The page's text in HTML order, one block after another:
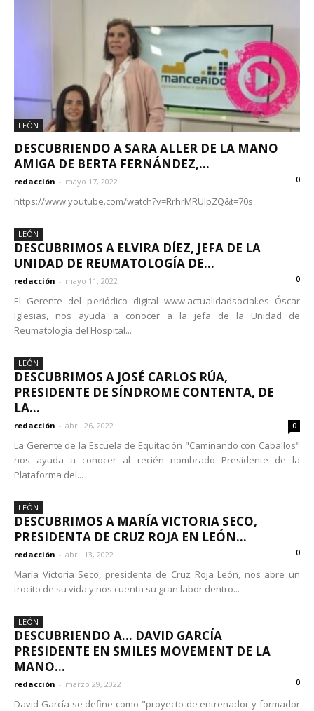
LEÓN
DESCUBRIENDO A SARA ALLER DE LA MANO
AMIGA DE BERTA FERNÁNDEZ,...
redacción - mayo 17, 2022 0
https://www.youtube.com/watch?v=RrhrMRUlpZQ&t=70s
LEÓN
DESCUBRIMOS A ELVIRA DÍEZ, JEFA DE LA
UNIDAD DE REUMATOLOGÍA DE...
redacción - mayo 11, 2022 0
El Gerente del periódico digital www.actualidadsocial.es Óscar
Iglesias, nos ayuda a conocer a la jefa de la Unidad de
Reumatología del Hospital...
LEÓN
DESCUBRIMOS A JOSÉ CARLOS RÚA,
PRESIDENTE DE SÍNDROME CONTENTA, DE
LA...
redacción - abril 26, 2022 0
La Gerente de la Escuela de Equitación "Caminando con Caballos"
nos ayuda a conocer al recién nombrado Presidente de la
Plataforma del...
LEÓN
DESCUBRIMOS A MARÍA VICTORIA SECO,
PRESIDENTA DE CRUZ ROJA EN LEÓN...
redacción - abril 13, 2022 0
María Victoria Seco, presidenta de Cruz Roja León, nos abre un
trocito de su vida y nos cuenta su gran labor dentro...
LEÓN
DESCUBRIENDO A… DAVID GARCÍA
PRESIDENTE EN SMILES MOVEMENT DE LA
MANO...
redacción - marzo 29, 2022 0
David García se define como "proyecto de entrenador y formador